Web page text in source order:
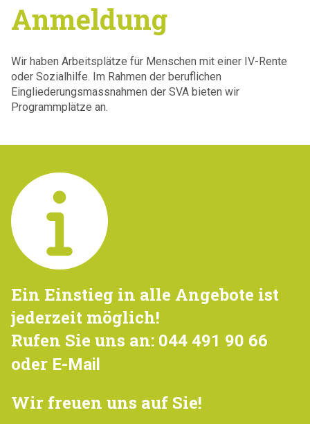
Anmeldung
Wir haben Arbeitsplätze für Menschen mit einer IV-Rente
oder Sozialhilfe. Im Rahmen der beruflichen
Eingliederungsmassnahmen der SVA bieten wir
Programmplätze an.
Ein Einstieg in alle Angebote ist
jederzeit möglich!
Rufen Sie uns an: 044 491 90 66
oder E-Mail
Wir freuen uns auf Sie!